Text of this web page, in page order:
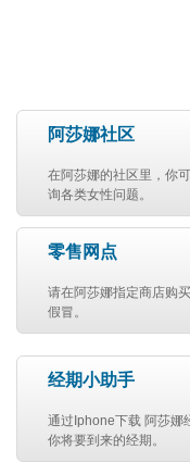
阿莎娜社区
在阿莎娜的社区里，你
询各类女性问题。
零售网点
请在阿莎娜指定商店购
假冒。
经期小助手
通过Iphone下载 阿莎娜
你将要到来的经期。